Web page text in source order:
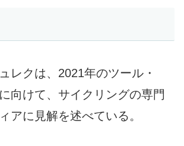
レクは、2021年のツール・
向けて、サイクリングの専門
アに見解を述べている。